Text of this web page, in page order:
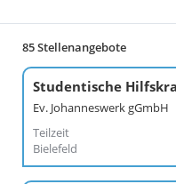
85 Stellenangebote
Ev. Johanneswerk gGmbH
Teilzeit
Bielefeld